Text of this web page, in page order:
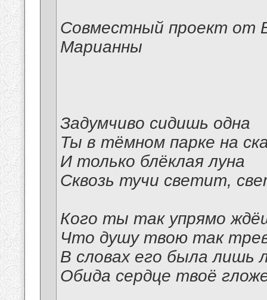
Совместный проект от
Марианны
Задумчиво сидишь одна
Ты в тёмном парке на
И только блёклая луна
Сквозь тучи светит,
Кого ты так упрямо
Что душу твою так
В словах его была лишь
Обида сердце твоё